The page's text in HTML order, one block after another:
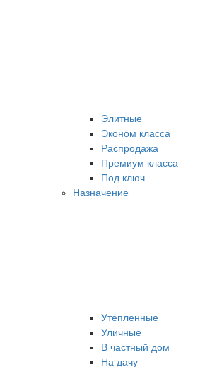
Элитные
Эконом класса
Распродажа
Премиум класса
Под ключ
Назначение
Утепленные
Уличные
В частный дом
На дачу